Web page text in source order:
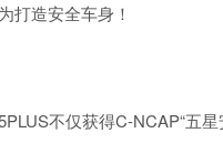
打造安全车身！
不仅获得C-NCAP“五